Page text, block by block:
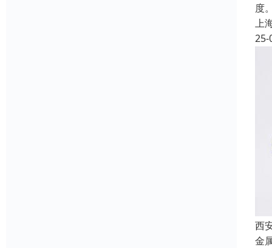
度
上
25-
西
金